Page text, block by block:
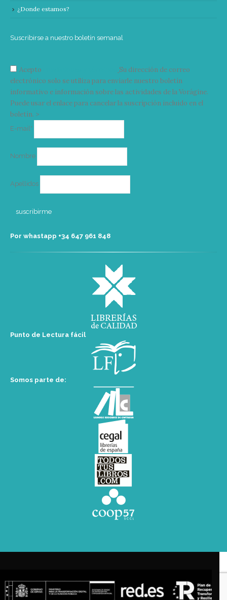
¿Donde estamos?
Suscribirse a nuestro boletín semanal
Acepto
Su dirección de correo
electrónico solo se utiliza para enviarle nuestro boletín
informativo e información sobre las actividades de la Vorágine.
Puede usar el enlace para cancelar la suscripción incluido en el
boletín. >
E-mail*
Nombre
Apellidos
Por whastapp +34 ‭647 961 848‬
Punto de Lectura fácil
Somos parte de: